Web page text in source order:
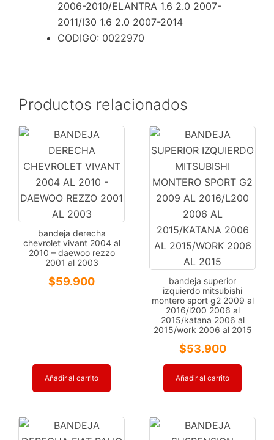
2007-
2011/I30
1.6
cantidad
2006-2010/ELANTRA 1.6 2.0 2007-
2011/I30 1.6 2.0 2007-2014
CODIGO: 0022970
Productos relacionados
bandeja derecha
chevrolet vivant 2004 al
2010 – daewoo rezzo
2001 al 2003
$59.900
Añadir al carrito
bandeja superior
izquierdo mitsubishi
montero sport g2 2009 al
2016/l200 2006 al
2015/katana 2006 al
2015/work 2006 al 2015
$53.900
Añadir al carrito